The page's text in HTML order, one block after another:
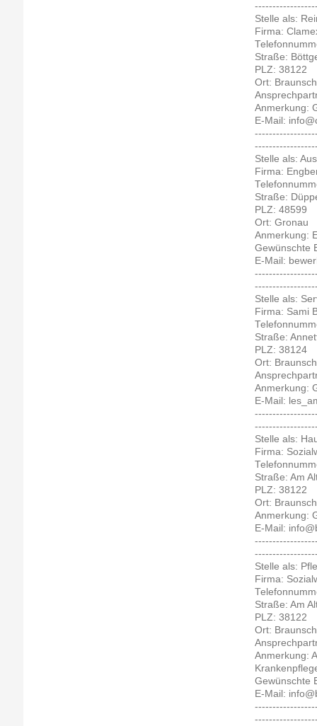
Stelle als:
Firma:
Straße:
PLZ: 38122
Ort:
Anmerkung:
E-Mail:
Stelle als:
Firma:
Straße:
PLZ: 48599
Ort: Gronau
Anmerkung:
Gewünschte
E-Mail:
Stelle als:
Firma: Sami
Straße:
PLZ: 38124
Ort:
Anmerkung:
E-Mail:
Stelle als:
Firma:
Straße: Am
PLZ: 38122
Ort:
Anmerkung:
E-Mail:
Stelle als:
Firma:
Straße: Am
PLZ: 38122
Ort:
Anmerkung:
Gewünschte
E-Mail: